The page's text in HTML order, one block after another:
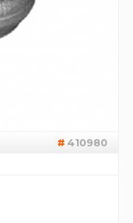
410980